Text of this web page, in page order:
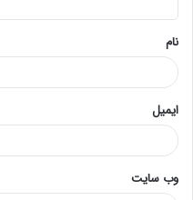
*
نام
ایمیل
وب‌ سایت